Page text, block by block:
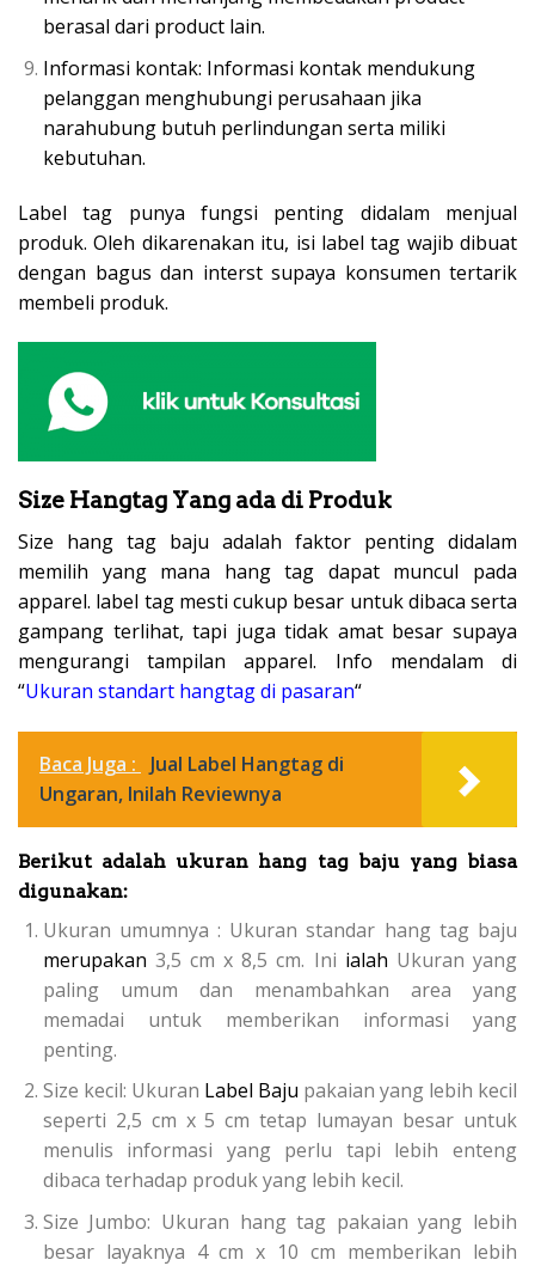
berasal dari product lain.
Informasi kontak: Informasi kontak mendukung
pelanggan menghubungi perusahaan jika
narahubung butuh perlindungan serta miliki
kebutuhan.
Label tag punya fungsi penting didalam menjual
produk. Oleh dikarenakan itu, isi label tag wajib dibuat
dengan bagus dan interst supaya konsumen tertarik
membeli produk.
Size Hangtag Yang ada di Produk
Size hang tag baju adalah faktor penting didalam
memilih yang mana hang tag dapat muncul pada
apparel. label tag mesti cukup besar untuk dibaca serta
gampang terlihat, tapi juga tidak amat besar supaya
mengurangi tampilan apparel. Info mendalam di
“Ukuran standart hangtag di pasaran“
Baca Juga :
Jual Label Hangtag di
Ungaran, Inilah Reviewnya
Berikut adalah ukuran hang tag baju yang biasa
digunakan:
Ukuran umumnya : Ukuran standar hang tag baju
merupakan 3,5 cm x 8,5 cm. Ini ialah Ukuran yang
paling umum dan menambahkan area yang
memadai untuk memberikan informasi yang
penting.
Size kecil: Ukuran Label Baju pakaian yang lebih kecil
seperti 2,5 cm x 5 cm tetap lumayan besar untuk
menulis informasi yang perlu tapi lebih enteng
dibaca terhadap produk yang lebih kecil.
Size Jumbo: Ukuran hang tag pakaian yang lebih
besar layaknya 4 cm x 10 cm memberikan lebih